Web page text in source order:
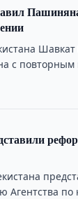
с повторным
по